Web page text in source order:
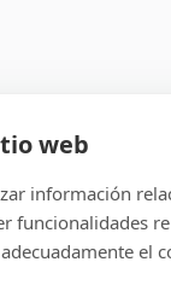
web
información
funcionalidades
el